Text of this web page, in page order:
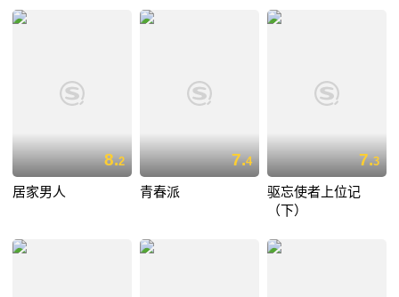
8.2
居家男人
7.4
青春派
7.3
驱忘使者上位记
（下）